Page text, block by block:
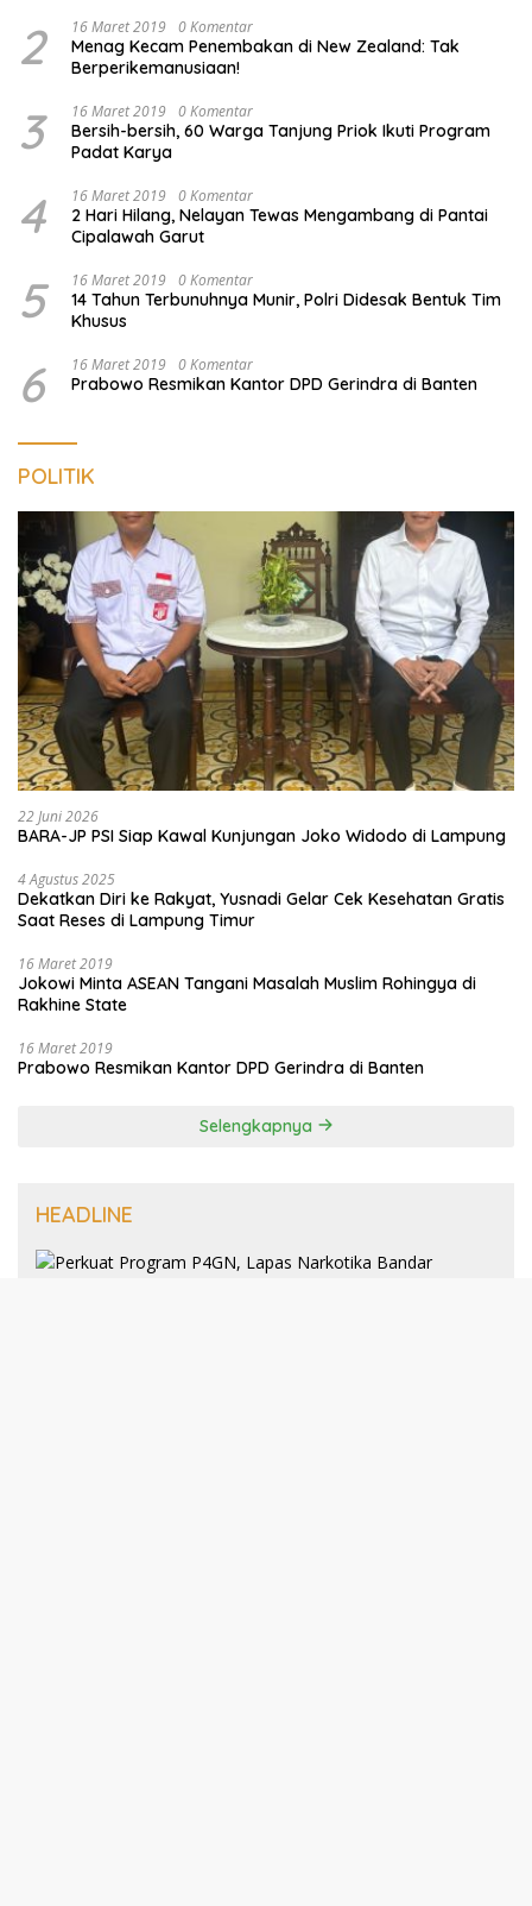
2 16 Maret 2019 0 Komentar
Menag Kecam Penembakan di New Zealand: Tak
Berperikemanusiaan!
3 16 Maret 2019 0 Komentar
Bersih-bersih, 60 Warga Tanjung Priok Ikuti Program
Padat Karya
4 16 Maret 2019 0 Komentar
2 Hari Hilang, Nelayan Tewas Mengambang di Pantai
Cipalawah Garut
5 16 Maret 2019 0 Komentar
14 Tahun Terbunuhnya Munir, Polri Didesak Bentuk Tim
Khusus
6 16 Maret 2019 0 Komentar
Prabowo Resmikan Kantor DPD Gerindra di Banten
POLITIK
22 Juni 2026
BARA-JP PSI Siap Kawal Kunjungan Joko Widodo di Lampung
4 Agustus 2025
Dekatkan Diri ke Rakyat, Yusnadi Gelar Cek Kesehatan Gratis
Saat Reses di Lampung Timur
16 Maret 2019
Jokowi Minta ASEAN Tangani Masalah Muslim Rohingya di
Rakhine State
16 Maret 2019
Prabowo Resmikan Kantor DPD Gerindra di Banten
Selengkapnya
HEADLINE